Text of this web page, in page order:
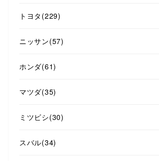
トヨタ (229)
ニッサン(57)
ホンダ(61)
マツダ(35)
ミツビシ(30)
スバル(34)